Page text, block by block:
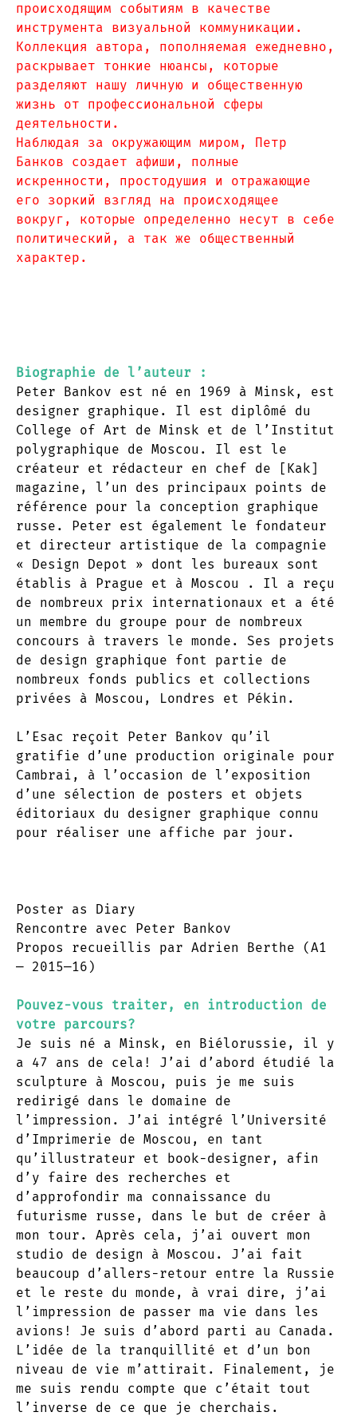
происходящим событиям в качестве
инструмента визуальной коммуникации.
Коллекция автора, пополняемая ежедневно,
раскрывает тонкие нюансы, которые
разделяют нашу личную и общественную
жизнь от профессиональной сферы
деятельности.
Наблюдая за окружающим миром, Петр
Банков создает афиши, полные
искренности, простодушия и отражающие
его зоркий взгляд на происходящее
вокруг, которые определенно несут в себе
политический, а так же общественный
характер.
Biographie de l’auteur :
Peter Bankov est né en 1969 à Minsk, est
designer graphique. Il est diplômé du
College of Art de Minsk et de l’Institut
polygraphique de Moscou. Il est le
créateur et rédacteur en chef de [Kak]
magazine, l’un des principaux points de
référence pour la conception graphique
russe. Peter est également le fondateur
et directeur artistique de la compagnie
« Design Depot » dont les bureaux sont
établis à Prague et à Moscou . Il a reçu
de nombreux prix internationaux et a été
un membre du groupe pour de nombreux
concours à travers le monde. Ses projets
de design graphique font partie de
nombreux fonds publics et collections
privées à Moscou, Londres et Pékin.
L’Esac reçoit Peter Bankov qu’il
gratifie d’une production originale pour
Cambrai, à l’occasion de l’exposition
d’une sélection de posters et objets
éditoriaux du designer graphique connu
pour réaliser une affiche par jour.
Poster as Diary
Rencontre avec Peter Bankov
Propos recueillis par Adrien Berthe (A1
— 2015—16)
Pouvez-vous traiter, en introduction de
votre parcours?
Je suis né a Minsk, en Biélorussie, il y
a 47 ans de cela! J’ai d’abord étudié la
sculpture à Moscou, puis je me suis
redirigé dans le domaine de
l’impression. J’ai intégré l’Université
d’Imprimerie de Moscou, en tant
qu’illustrateur et book-designer, afin
d’y faire des recherches et
d’approfondir ma connaissance du
futurisme russe, dans le but de créer à
mon tour. Après cela, j’ai ouvert mon
studio de design à Moscou. J’ai fait
beaucoup d’allers-retour entre la Russie
et le reste du monde, à vrai dire, j’ai
l’impression de passer ma vie dans les
avions! Je suis d’abord parti au Canada.
L’idée de la tranquillité et d’un bon
niveau de vie m’attirait. Finalement, je
me suis rendu compte que c’était tout
l’inverse de ce que je cherchais.